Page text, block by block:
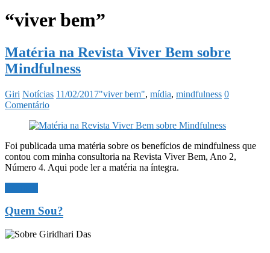
“viver bem”
Matéria na Revista Viver Bem sobre
Mindfulness
Giri Notícias 11/02/2017"viver bem", mídia, mindfulness 0
Comentário
Foi publicada uma matéria sobre os benefícios de mindfulness que
contou com minha consultoria na Revista Viver Bem, Ano 2,
Número 4. Aqui pode ler a matéria na íntegra.
Quem Sou?